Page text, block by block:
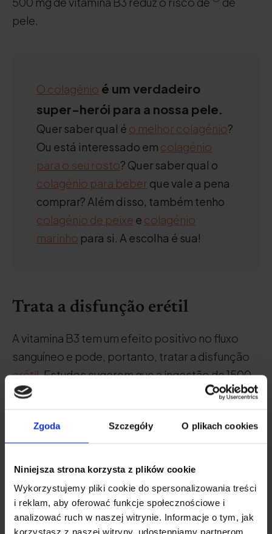
Zgoda Szczegóły O plikach cookies
Niniejsza strona korzysta z plików cookie
Wykorzystujemy pliki cookie do spersonalizowania treści
i reklam, aby oferować funkcje społecznościowe i
analizować ruch w naszej witrynie. Informacje o tym, jak
korzystasz z naszej witryny, udostępniamy partnerom
pele.
O colagénio é um verdadeiro
super-herói para a nossa pele.
Quer saber qual é o melhor colagénio?
Ou está interessado em colagénio
para o seu rosto? Quer saber qual o
colagénio para beber que vale a pena
comprar? Além disso, também tenho
colagénio de peixe e colagénio
marinho para si. A escolha é sua!
Trata a disfunção erétil
A vitamina B3 tem um efeito positivo no fluxo
sanguíneo e pode, portanto, tratar a disfunção
erétil. Estudos sugerem que a ingestão de 1500
mg de vitamina B3 por dia ajuda a melhorar a
Poderá ter interesse em:
propriedades, ocorrência, deficiência,
excesso